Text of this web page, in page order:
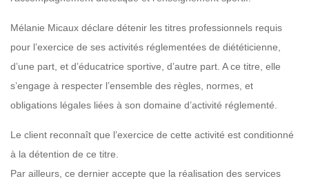
Mélanie Micaux déclare détenir les titres professionnels requis
pour l’exercice de ses activités réglementées de diététicienne,
d’une part, et d’éducatrice sportive, d’autre part. A ce titre, elle
s’engage à respecter l’ensemble des règles, normes, et
obligations légales liées à son domaine d’activité réglementé.
Le client reconnaît que l’exercice de cette activité est conditionné
à la détention de ce titre.
Par ailleurs, ce dernier accepte que la réalisation des services